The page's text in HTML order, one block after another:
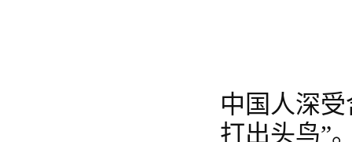
中国人深
打出头鸟”